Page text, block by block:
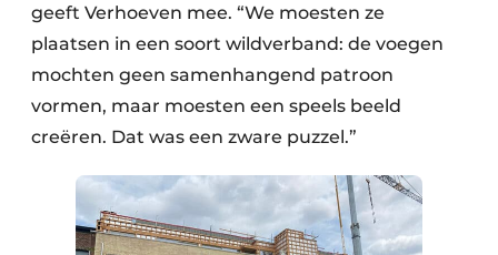
geeft Verhoeven mee. “We moesten ze
plaatsen in een soort wildverband: de voegen
mochten geen samenhangend patroon
vormen, maar moesten een speels beeld
creëren. Dat was een zware puzzel.”